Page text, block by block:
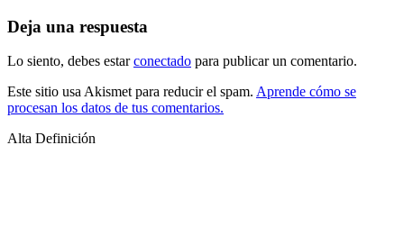
Deja una respuesta
Lo siento, debes estarconectado para publicar un comentario.
Este sitio usa Akismet para reducir el spam. Aprende cómo se
procesan los datos de tus comentarios.
Alta Definición